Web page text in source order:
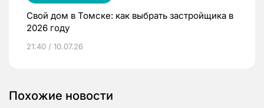
Свой дом в Томске: как выбрать застройщика в
2026 году
21:40 / 10.07.26
Похожие новости